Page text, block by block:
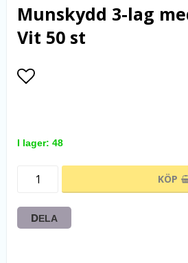
Munskydd 3-lag
Vit 50 st
I lager: 48
KÖP
DELA